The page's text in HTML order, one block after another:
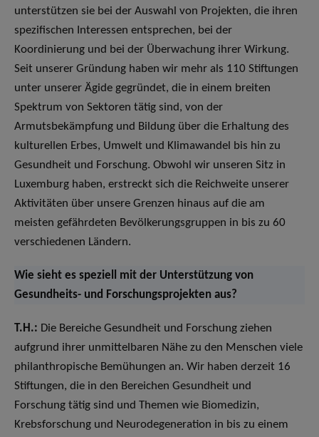
unterstützen sie bei der Auswahl von Projekten, die ihren
spezifischen Interessen entsprechen, bei der
Koordinierung und bei der Überwachung ihrer Wirkung.
Seit unserer Gründung haben wir mehr als 110 Stiftungen
unter unserer Ägide gegründet, die in einem breiten
Spektrum von Sektoren tätig sind, von der
Armutsbekämpfung und Bildung über die Erhaltung des
kulturellen Erbes, Umwelt und Klimawandel bis hin zu
Gesundheit und Forschung. Obwohl wir unseren Sitz in
Luxemburg haben, erstreckt sich die Reichweite unserer
Aktivitäten über unsere Grenzen hinaus auf die am
meisten gefährdeten Bevölkerungsgruppen in bis zu 60
verschiedenen Ländern.
Wie sieht es speziell mit der Unterstützung von
Gesundheits- und Forschungsprojekten aus?
T.H.: Die Bereiche Gesundheit und Forschung ziehen
aufgrund ihrer unmittelbaren Nähe zu den Menschen viele
philanthropische Bemühungen an. Wir haben derzeit 16
Stiftungen, die in den Bereichen Gesundheit und
Forschung tätig sind und Themen wie Biomedizin,
Krebsforschung und Neurodegeneration in bis zu einem